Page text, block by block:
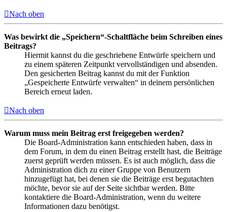
Nach oben
Was bewirkt die „Speichern“-Schaltfläche beim Schreiben eines
Beitrags?
Hiermit kannst du die geschriebene Entwürfe speichern und
zu einem späteren Zeitpunkt vervollständigen und absenden.
Den gesicherten Beitrag kannst du mit der Funktion
„Gespeicherte Entwürfe verwalten“ in deinem persönlichen
Bereich erneut laden.
Nach oben
Warum muss mein Beitrag erst freigegeben werden?
Die Board-Administration kann entschieden haben, dass in
dem Forum, in dem du einen Beitrag erstellt hast, die Beiträge
zuerst geprüft werden müssen. Es ist auch möglich, dass die
Administration dich zu einer Gruppe von Benutzern
hinzugefügt hat, bei denen sie die Beiträge erst begutachten
möchte, bevor sie auf der Seite sichtbar werden. Bitte
kontaktiere die Board-Administration, wenn du weitere
Informationen dazu benötigst.